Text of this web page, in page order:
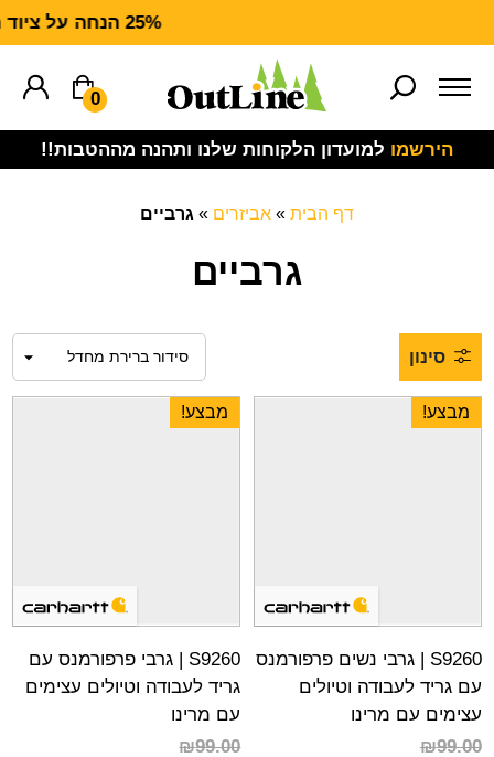
25% הנחה על ציוד מנדף CARHARTT FORCE
0
הירשמו למועדון הלקוחות שלנו ותהנה מההטבות!!
דף הבית » אביזרים » גרביים
גרביים
סינון
מבצע!
S9260 | גרבי נשים פרפורמנס
עם גריד לעבודה וטיולים
עצימים עם מרינו
₪99.00
מבצע!
S9260 | גרבי פרפורמנס עם
גריד לעבודה וטיולים עצימים
עם מרינו
₪99.00